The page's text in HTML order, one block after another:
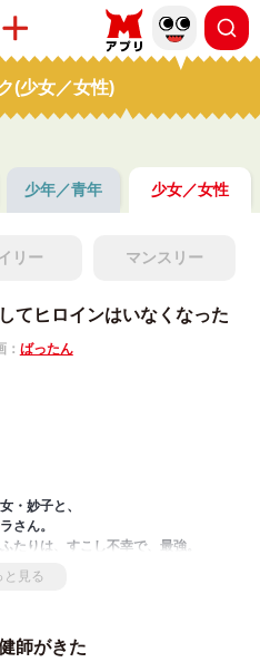
(少女／女性)
少年／青年 少女／女性
リー マンスリー
てヒロインはいなくなった
： ばったん
・妙子と、
さん。
たりは、すこし不幸で、最強。
50歳のシスターフッド・ストーリ
と見る
師がきた